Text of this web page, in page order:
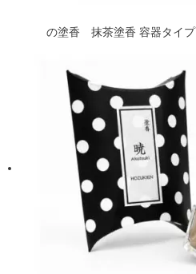
の塗香 抹茶塗香 容器タイプ